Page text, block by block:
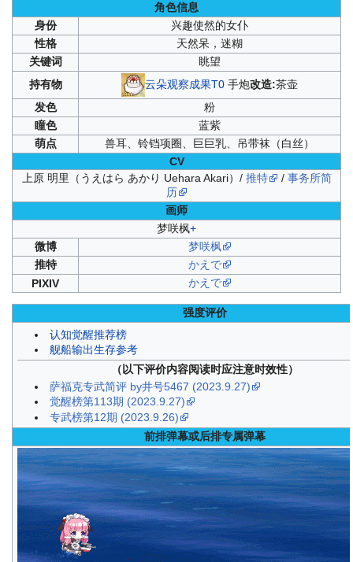
角色信息
身份
兴趣使然的女仆
性格
天然呆，迷糊
关键词
眺望
持有物
云朵观察成果T0 手炮改造:茶壶
发色
粉
瞳色
蓝紫
萌点
兽耳、铃铛项圈、巨巨乳、吊带袜（白丝）
CV
上原 明里（うえはら あかり Uehara Akari）/ 推特 / 事务所简
历
画师
梦咲枫+
微博
梦咲枫
推特
かえで
PIXIV
かえで
强度评价
认知觉醒推荐榜
舰船输出生存参考
（以下评价内容阅读时应注意时效性）
萨福克专武简评 by井号5467 (2023.9.27)
觉醒榜第113期 (2023.9.27)
专武榜第12期 (2023.9.26)
前排弹幕或后排专属弹幕